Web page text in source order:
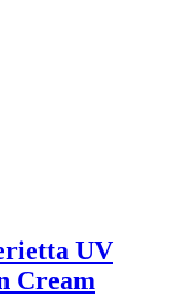
UV
Cream